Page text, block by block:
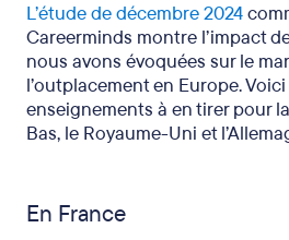
L’étude de décembre 2024
Careerminds montre l’impact
nous avons évoquées sur le
l’outplacement en Europe.
enseignements à en tirer pour
Bas, le Royaume-Uni et
En France